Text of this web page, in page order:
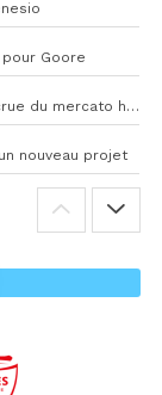
Goore
« Tout est étonnant », les confidences d’une recrue du mercato hivernal de l’OM
nouveau projet